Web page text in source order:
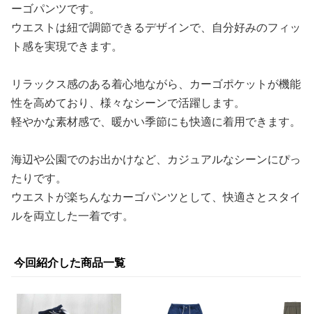
ーゴパンツです。
ウエストは紐で調節できるデザインで、自分好みのフィッ
ト感を実現できます。
リラックス感のある着心地ながら、カーゴポケットが機能
性を高めており、様々なシーンで活躍します。
軽やかな素材感で、暖かい季節にも快適に着用できます。
海辺や公園でのお出かけなど、カジュアルなシーンにぴっ
たりです。
ウエストが楽ちんなカーゴパンツとして、快適さとスタイ
ルを両立した一着です。
今回紹介した商品一覧